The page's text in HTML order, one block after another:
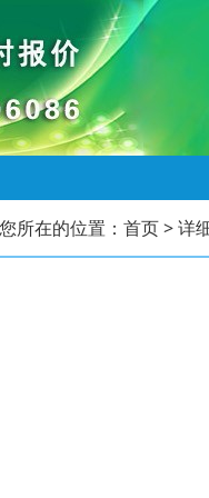
您所在的位置： 首页> 详